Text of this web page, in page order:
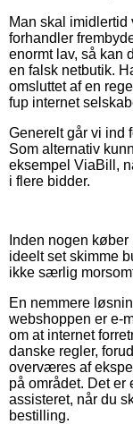
Man skal
forhandler
enormt lav, så kan
en falsk netbutik.
omsluttet af en
fup internet
Generelt går vi ind
Som alternativ
eksempel ViaBill,
i flere bidder.
Inden nogen
ideelt set skimme
ikke særlig
En nemmere
webshoppen er e-
om at internet
danske regler,
overværes af
på området. Det
assisteret, når du
bestilling.